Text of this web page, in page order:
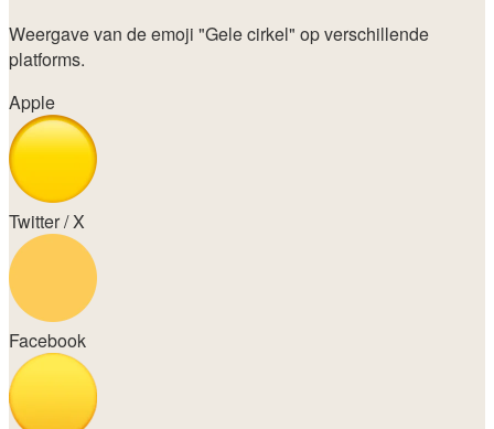
Weergave van de emoji "Gele cirkel" op verschillende
platforms.
Apple
Twitter / X
Facebook